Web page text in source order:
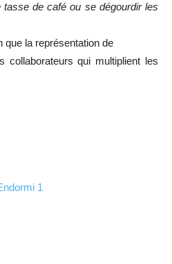
tasse de café ou se dégourdir les
que la représentation de
collaborateurs qui multiplient les